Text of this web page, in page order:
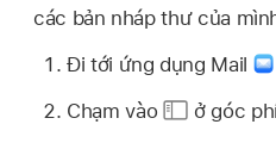
các bản nháp thư của
Đi tới ứng dụng Mail
Chạm vào
ở góc